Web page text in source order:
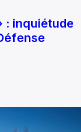
: inquiétude